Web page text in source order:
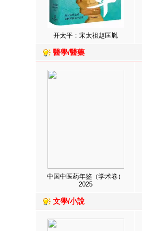
开太平：宋太祖赵匡胤
醫學/醫藥
中国中医药年鉴（学术卷）
2025
文學/小說